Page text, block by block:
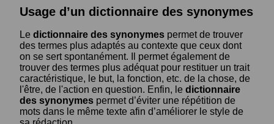
Usage d’un dictionnaire des synonymes
Le dictionnaire des synonymes permet de trouver
des termes plus adaptés au contexte que ceux dont
on se sert spontanément. Il permet également de
trouver des termes plus adéquat pour restituer un trait
caractéristique, le but, la fonction, etc. de la chose, de
l'être, de l'action en question. Enfin, le dictionnaire
des synonymes permet d’éviter une répétition de
mots dans le même texte afin d’améliorer le style de